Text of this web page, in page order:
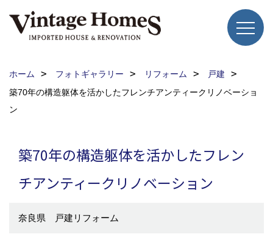
ホーム フォトギャラリー リフォーム
戸建
築70年の構造躯体を活かしたフレンチアンティークリノベーショ
ン
築70年の構造躯体を活かしたフレン
チアンティークリノベーション
奈良県 戸建リフォーム